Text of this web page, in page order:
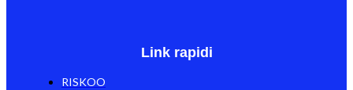
Link rapidi
RISKOO